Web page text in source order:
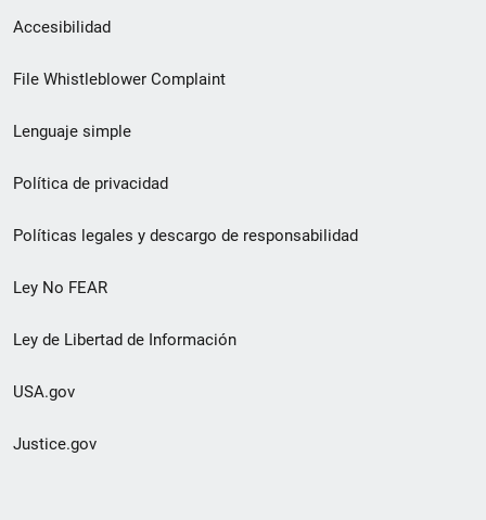
Menú
de
de
pie
de
página
Accesibilidad
File Whistleblower Complaint
Lenguaje simple
Política de privacidad
Políticas legales y descargo de responsabilidad
Ley No FEAR
Ley de Libertad de Información
USA.gov
Justice.gov